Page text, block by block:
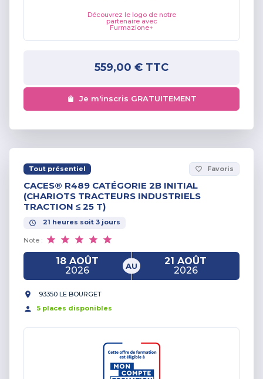
Découvrez le logo de notre
partenaire avec
Furmazione+
559,00 € TTC
Je m'inscris GRATUITEMENT
Tout présentiel favorite_border Favoris
CACES® R489 CATÉGORIE 2B INITIAL
(CHARIOTS TRACTEURS INDUSTRIELS
TRACTION ≤ 25 T)
21 heures soit 3 jours
Note :
18 AOÛT
2026
AU
21 AOÛT
2026
93350 LE BOURGET
5 places disponibles